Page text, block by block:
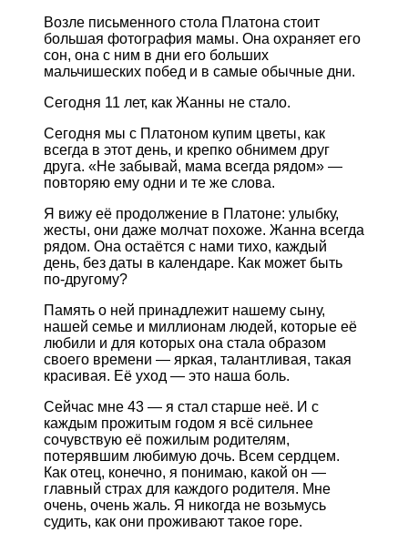
Возле письменного стола Платона стоит
большая фотография мамы. Она охраняет его
сон, она с ним в дни его больших
мальчишеских побед и в самые обычные дни.
Сегодня 11 лет, как Жанны не стало.
Сегодня мы с Платоном купим цветы, как
всегда в этот день, и крепко обнимем друг
друга. «Не забывай, мама всегда рядом» —
повторяю ему одни и те же слова.
Я вижу её продолжение в Платоне: улыбку,
жесты, они даже молчат похоже. Жанна всегда
рядом. Она остаётся с нами тихо, каждый
день, без даты в календаре. Как может быть
по-другому?
Память о ней принадлежит нашему сыну,
нашей семье и миллионам людей, которые её
любили и для которых она стала образом
своего времени — яркая, талантливая, такая
красивая. Её уход — это наша боль.
Сейчас мне 43 — я стал старше неё. И с
каждым прожитым годом я всё сильнее
сочувствую её пожилым родителям,
потерявшим любимую дочь. Всем сердцем.
Как отец, конечно, я понимаю, какой он —
главный страх для каждого родителя. Мне
очень, очень жаль. Я никогда не возьмусь
судить, как они проживают такое горе.